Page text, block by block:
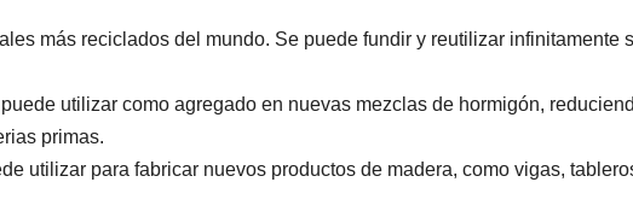
más reciclados del mundo. Se puede fundir y reutilizar infinitamente
utilizar como agregado en nuevas mezclas de hormigón,
primas.
utilizar para fabricar nuevos productos de madera, como vigas,